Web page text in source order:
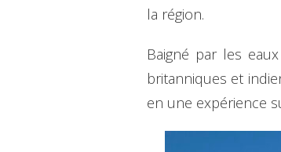
la région.
Baigné par les
britanniques et
en une expérience